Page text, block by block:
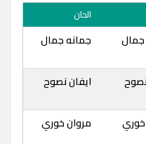
الحان
جمال جمانه جمال
ايفان نصوح
مروان خوري